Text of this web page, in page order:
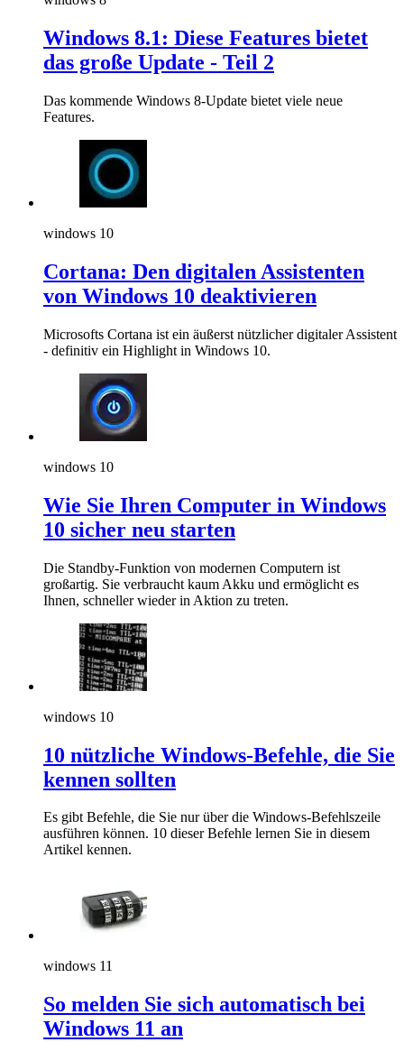
Windows 8.1: Diese Features bietet
das große Update - Teil 2
Das kommende Windows 8-Update bietet viele neue
Features.
windows 10
Cortana: Den digitalen Assistenten
von Windows 10 deaktivieren
Microsofts Cortana ist ein äußerst nützlicher digitaler Assistent
- definitiv ein Highlight in Windows 10.
windows 10
Wie Sie Ihren Computer in Windows
10 sicher neu starten
Die Standby-Funktion von modernen Computern ist
großartig. Sie verbraucht kaum Akku und ermöglicht es
Ihnen, schneller wieder in Aktion zu treten.
windows 10
10 nützliche Windows-Befehle, die Sie
kennen sollten
Es gibt Befehle, die Sie nur über die Windows-Befehlszeile
ausführen können. 10 dieser Befehle lernen Sie in diesem
Artikel kennen.
windows 11
So melden Sie sich automatisch bei
Windows 11 an